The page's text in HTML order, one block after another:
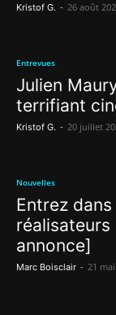
Kristof G. - 26 août
Entrevues
Julien
terrifiant
Kristof G. - 20 juillet
Nouvelles
Entrez
réalisateurs
annonce]
Marc Boisclair - 21